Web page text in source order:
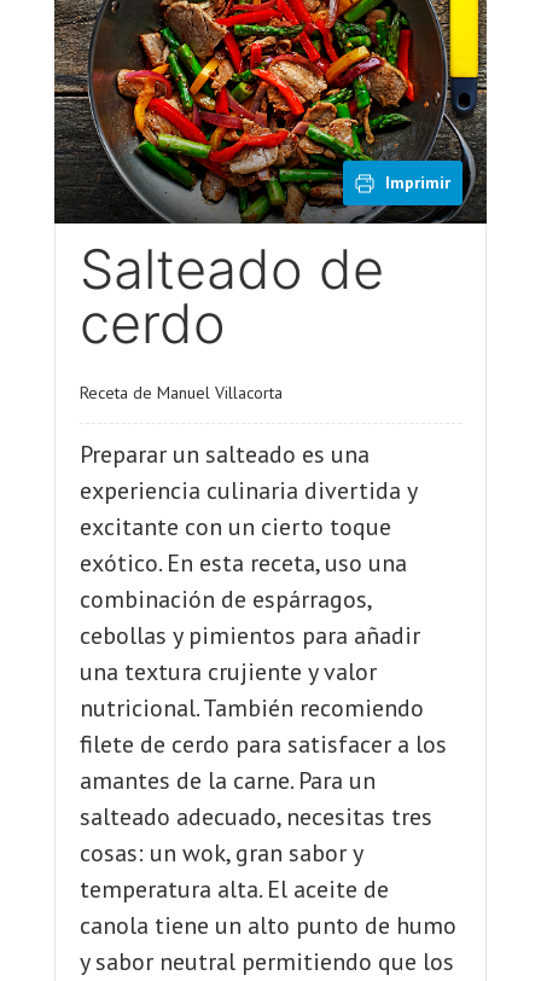
Imprimir
Salteado de
cerdo
Receta de Manuel Villacorta
Preparar un salteado es una
experiencia culinaria divertida y
excitante con un cierto toque
exótico. En esta receta, uso una
combinación de espárragos,
cebollas y pimientos para añadir
una textura crujiente y valor
nutricional. También recomiendo
filete de cerdo para satisfacer a los
amantes de la carne. Para un
salteado adecuado, necesitas tres
cosas: un wok, gran sabor y
temperatura alta. El aceite de
canola tiene un alto punto de humo
y sabor neutral permitiendo que los